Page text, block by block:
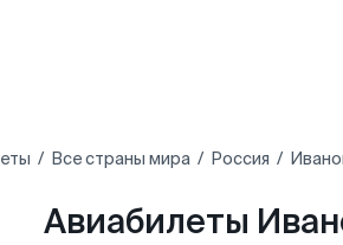
Все страны мира Россия
Авиабилеты